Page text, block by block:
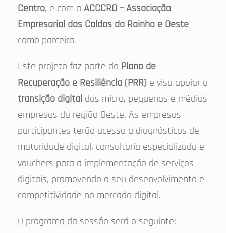
Centro, e com a ACCCRO – Associação
Empresarial das Caldas da Rainha e Oeste
como parceira.
Este projeto faz parte do Plano de
Recuperação e Resiliência (PRR) e visa apoiar a
transição digital das micro, pequenas e médias
empresas da região Oeste. As empresas
participantes terão acesso a diagnósticos de
maturidade digital, consultoria especializada e
vouchers para a implementação de serviços
digitais, promovendo o seu desenvolvimento e
competitividade no mercado digital.
O programa da sessão será o seguinte: